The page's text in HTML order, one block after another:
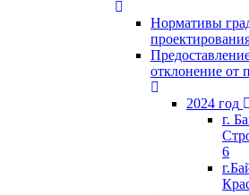
Нормативы
отклонение от
2024 год
г.
6